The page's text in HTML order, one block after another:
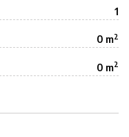
1
0 m2
0 m2